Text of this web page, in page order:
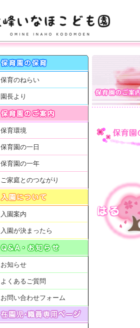
保育のねらい
園長より
保育環境
保育園の一日
保育園の一年
ご家庭とのつながり
入園案内
入園が決まったら
お知らせ
よくあるご質問
お問い合わせフォーム